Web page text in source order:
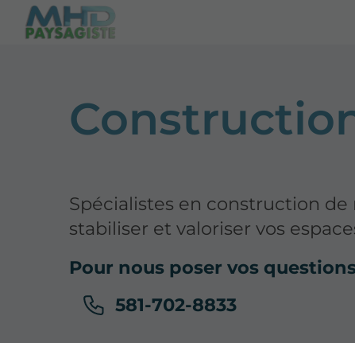
Spécialistes en construction
stabiliser et valoriser vos
Pour nous poser vos
581-702-8833